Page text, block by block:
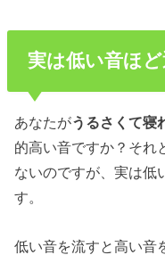
実は低い音ほ
あなたがうるさくて寝
的高い音ですか？それ
ないのですが、実は低
す。
低い音を流すと高い音